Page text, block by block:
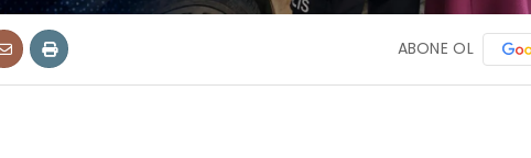
ABONE OL